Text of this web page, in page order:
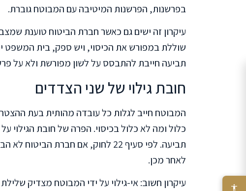
בפרשנות, הפרשנות המיטיבה עם המבוטח גוברת.
עיקרון זה ישים גם כאשר חברת הביטוח טוענת
שוללת במפורש את הכיסוי, ויש ספק, בית המשפט
תביעה חייבת להתבסס על לשון מפורשת ולא על
חובת גילוי של שני הצדדים
המבוטח חייב לגלות כל עובדה מהותית בעת
כלול ומה לא כלול בכיסוי. הפרה של חובת הגילוי
תביעה. לפי סעיף 22 לחוק, אם חברת
לאחר מכן.
עיקרון חשוב: אי-גילוי על ידי המבוטח מצדיק